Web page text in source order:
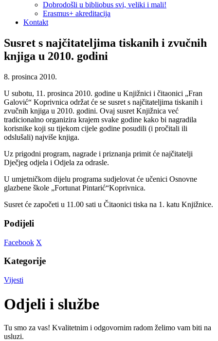
Dobrodošli u bibliobus svi, veliki i mali!
Erasmus+ akreditacija
Kontakt
Susret s najčitateljima tiskanih i zvučnih
knjiga u 2010. godini
8. prosinca 2010.
U subotu, 11. prosinca 2010. godine u Knjižnici i čitaonici „Fran
Galović“ Koprivnica održat će se susret s najčitateljima tiskanih i
zvučnih knjiga u 2010. godini. Ovaj susret Knjižnica već
tradicionalno organizira krajem svake godine kako bi nagradila
korisnike koji su tijekom cijele godine posudili (i pročitali ili
odslušali) najviše knjiga.
Uz prigodni program, nagrade i priznanja primit će najčitatelji
Dječjeg odjela i Odjela za odrasle.
U umjetničkom dijelu programa sudjelovat će učenici Osnovne
glazbene škole „Fortunat Pintarić“Koprivnica.
Susret će započeti u 11.00 sati u Čitaonici tiska na 1. katu Knjižnice.
Podijeli
Facebook X
Kategorije
Vijesti
Odjeli i službe
Tu smo za vas! Kvalitetnim i odgovornim radom želimo vam biti na
usluzi.